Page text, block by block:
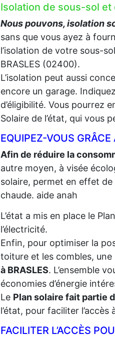
Isolation de sous-sol et
Nous pouvons, isolation
sans que vous ayez à
l’isolation de votre sous-
BRASLES (02400).
L’isolation peut aussi
encore un garage.
d’éligibilité. Vous pourrez
Solaire de l’état, qui vous
EQUIPEZ-VOUS GRÂCE
Afin de réduire la
autre moyen, à visée
solaire, permet en effet de
chaude. aide anah
L’état a mis en place le
l’électricité.
Enfin, pour optimiser la
toiture et les combles,
à BRASLES. L’ensemble
économies d’énergie
Le Plan solaire fait partie
l’état, pour faciliter
FACILITER L’ACCÈS